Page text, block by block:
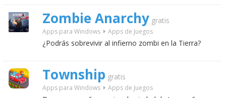
Zombie Anarchy gratis
Apps para Windows Apps de Juegos
¿Podrás sobrevivir al infierno zombi en la Tierra?
Township gratis
Apps para Windows Apps de Juegos